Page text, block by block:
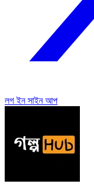
লগ ইনসাইন আপ